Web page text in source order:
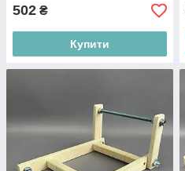
502 ₴
Купити